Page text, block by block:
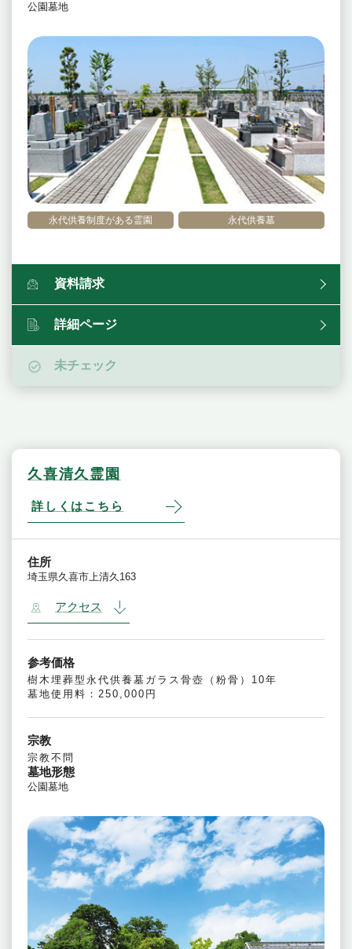
永代供養制度がある霊園 永代供養墓
公園墓地
資料請求
詳細ページ
未チェック
久喜清久霊園
詳しくはこちら
住所
埼玉県久喜市上清久163
アクセス
参考価格
樹木埋葬型永代供養墓ガラス骨壺（粉骨）10年
墓地使用料：250,000円
宗教
宗教不問
墓地形態
公園墓地